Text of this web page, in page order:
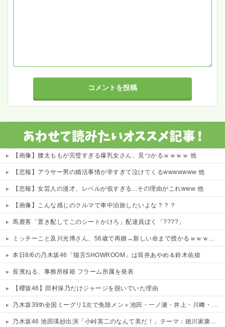
【画像】腰太ももが完璧すぎる爆乳女さん、見つかるｗｗｗｗ 他
【悲報】アラサー男の婚活事情が辛すぎて泣けてくるwwwwwww 他
【悲報】女芸人の漫才、レベルが低すぎる...その理由がこれwww 他
【画像】こんな感じのクルマで車中泊旅したいよな？？？
馬鹿客「置き配してこのシートかけろ」配達員ぼく「????」
ミッチーこと及川光博さん、56歳で再婚→新しい命まで授かるｗｗｗｗｗ
本日8/6の乃木坂46「猫舌SHOWROOM」は筒井あやめ＆鈴木佑捺
長濱ねる、事務所移籍 フラーム所属を発表
【櫻坂46】田村保乃だけジャージを脱いでいた理由
乃木坂39th全国ミーグリ1次で免除メン＋池田・一ノ瀬・井上・川﨑・菅原・中西が全完売
乃木坂46 池田瑛紗出演「小峠英二のなんて美だ！」テーマ：徳川家康【2025.8.5 24:00〜 TOKYO MX】